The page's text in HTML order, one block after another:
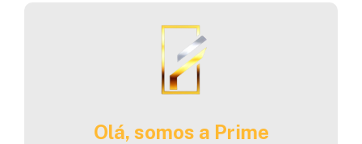
Olá, somos a Prime